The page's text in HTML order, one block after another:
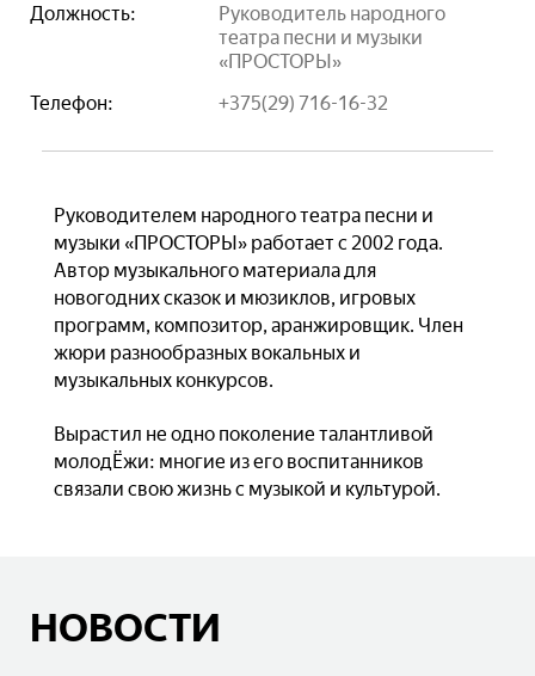
Должность:
Руководитель народного
театра песни и музыки
«ПРОСТОРЫ»
Телефон:
+375(29) 716-16-32
Руководителем народного театра песни и
музыки «ПРОСТОРЫ» работает с 2002 года.
Автор музыкального материала для
новогодних сказок и мюзиклов, игровых
программ, композитор, аранжировщик. Член
жюри разнообразных вокальных и
музыкальных конкурсов.
Вырастил не одно поколение талантливой
молодЁжи: многие из его воспитанников
связали свою жизнь с музыкой и культурой.
НОВОСТИ